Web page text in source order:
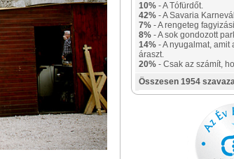
10% - A Tófürdőt.
42% - A Savaria
7% - A rengeteg
8% - A sok gondozott
14% - A nyugalmat, amit
áraszt.
20% - Csak az számít,
Összesen 1954